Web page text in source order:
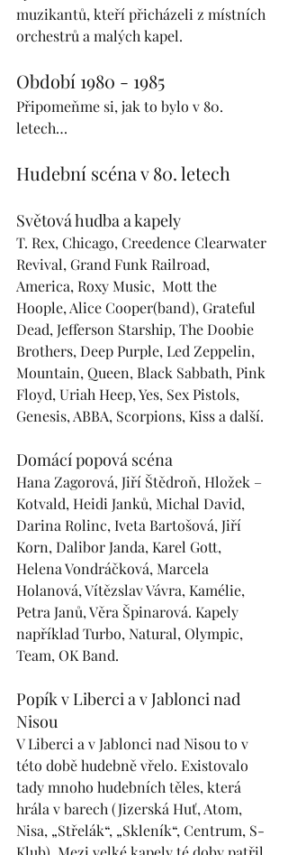
muzikantů, kteří přicházeli z místních
orchestrů a malých kapel.
Období 1980 - 1985
Připomeňme si, jak to bylo v 80.
letech…
Hudební scéna v 80. letech
Světová hudba a kapely
T. Rex, Chicago, Creedence Clearwater
Revival, Grand Funk Railroad,
America, Roxy Music,  Mott the
Hoople, Alice Cooper(band), Grateful
Dead, Jefferson Starship, The Doobie
Brothers, Deep Purple, Led Zeppelin,
Mountain, Queen, Black Sabbath, Pink
Floyd, Uriah Heep, Yes, Sex Pistols,
Genesis, ABBA, Scorpions, Kiss a další.
Domácí popová scéna
Hana Zagorová, Jiří Štědroň, Hložek –
Kotvald, Heidi Janků, Michal David,
Darina Rolinc, Iveta Bartošová, Jiří
Korn, Dalibor Janda, Karel Gott,
Helena Vondráčková, Marcela
Holanová, Vítězslav Vávra, Kamélie,
Petra Janů, Věra Špinarová. Kapely
například Turbo, Natural, Olympic,
Team, OK Band.
Popík v Liberci a v Jablonci nad
Nisou
V Liberci a v Jablonci nad Nisou to v
této době hudebně vřelo. Existovalo
tady mnoho hudebních těles, která
hrála v barech (Jizerská Huť, Atom,
Nisa, „Střelák“, „Skleník“, Centrum, S-